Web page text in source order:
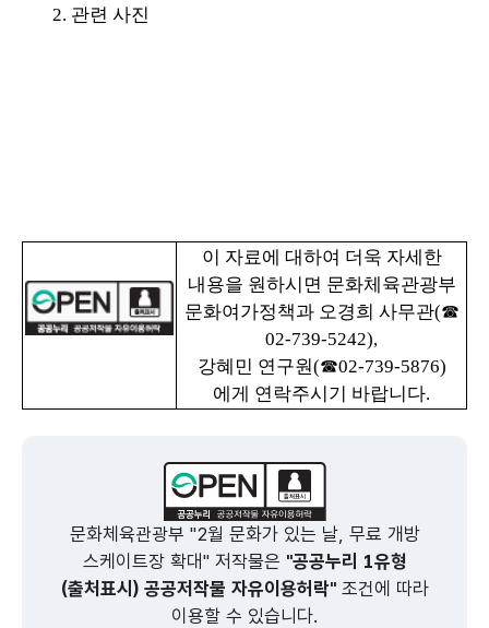
2. 관련 사진
이 자료에 대하여 더욱 자세한
내용을 원하시면 문화체육관광부
문화여가정책과 오경희 사무관(☎
02-739-5242),
강혜민 연구원(☎02-739-5876)
에게 연락주시기 바랍니다.
문화체육관광부 "2월 문화가 있는 날, 무료 개방
스케이트장 확대" 저작물은 "공공누리 1유형
(출처표시) 공공저작물 자유이용허락"조건에 따라
이용할 수 있습니다.